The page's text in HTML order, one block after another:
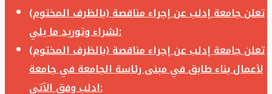
تعلن جامعة إدلب عن إجراء مناقصة (بالظرف المختوم)
لشراء وتوريد ما يلي:
تعلن جامعة إدلب عن إجراء مناقصة (بالظرف المختوم)
لأعمال بناء طابق في مبنى رئاسة الجامعة في جامعة
ادلب وفق الآتي: